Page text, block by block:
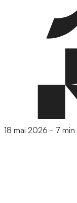
18 mai 2026 - 7 min